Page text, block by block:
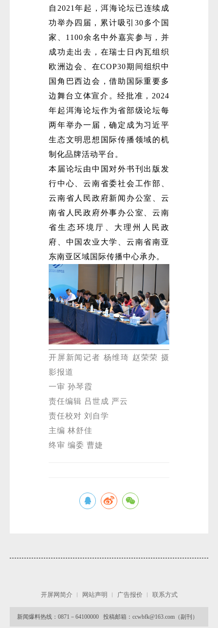
自2021年起，洱海论坛已连续成
功举办四届，累计吸引30多个国
家、1100余名中外嘉宾参与，并
成功走出去，在瑞士日内瓦组织
欧洲边会、在COP30期间组织中
国角巴西边会，借助国际重要多
边舞台立体宣介。经批准，2024
年起洱海论坛作为省部级论坛每
两年举办一届，确定成为习近平
生态文明思想国际传播领域的机
制化品牌活动平台。
本届论坛由中国对外书刊出版发
行中心、云南省委社会工作部、
云南省人民政府新闻办公室、云
南省人民政府外事办公室、云南
省生态环境厅、大理州人民政
府、中国农业大学、云南省南亚
东南亚区域国际传播中心承办。
开屏新闻记者 杨维琦 赵荣荣 摄
影报道
一审 孙琴霞
责任编辑 吕世成 严云
责任校对 刘自学
主编 林舒佳
终审 编委 曹婕
开屏网简介 网站声明 广告报价 联系方式
新闻爆料热线：0871－64100000 投稿邮箱：ccwbfk@163.com（副刊）